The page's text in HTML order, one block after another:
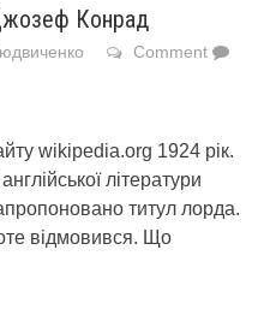
Конрад
Comment
wikipedia.org 1924 рік.
літератури
титул лорда.
відмовився. Що